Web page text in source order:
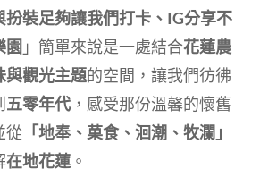
扮裝足夠讓我們打卡、IG分享不
園 」簡單來說是一處結合花蓮農
與觀光主題的空間，讓我們彷彿
五零年代，感受那份溫馨的懷舊
從 「地奉、菓食、洄潮、牧瀾」
在地花蓮 。